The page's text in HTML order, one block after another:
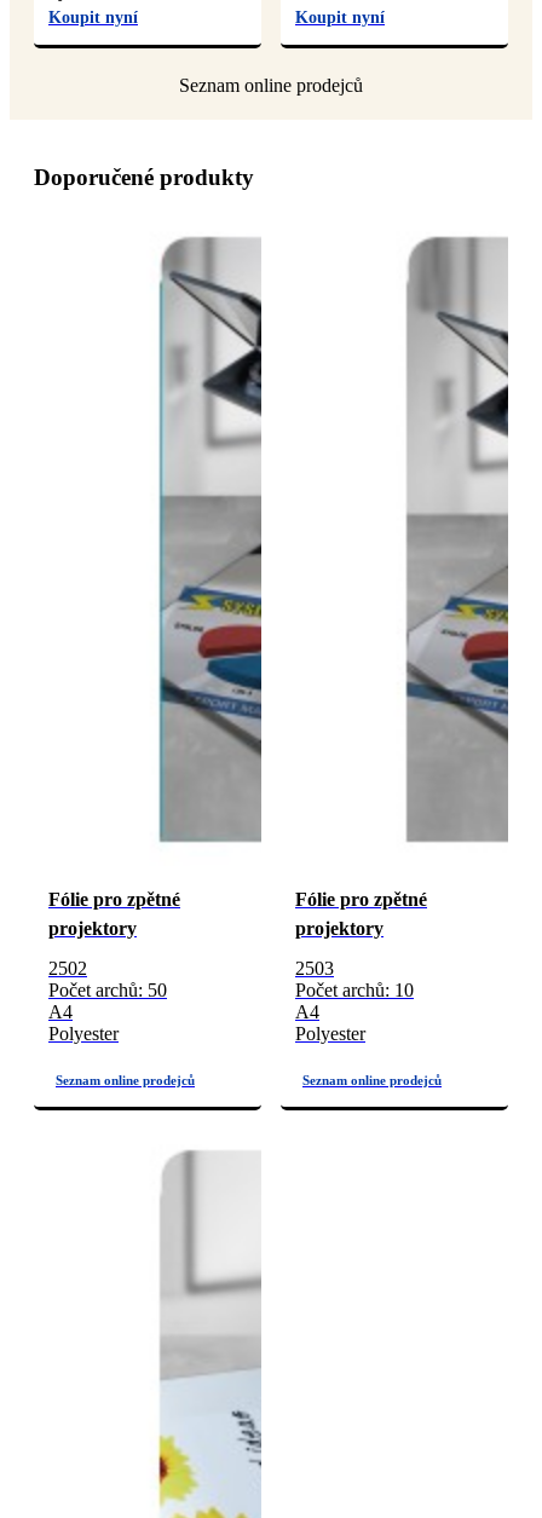
Koupit nyní Koupit nyní
Doporučené produkty
Fólie pro zpětné
projektory
2502
Počet archů: 50
A4
Polyester
Fólie pro zpětné
projektory
2503
Počet archů: 10
A4
Polyester